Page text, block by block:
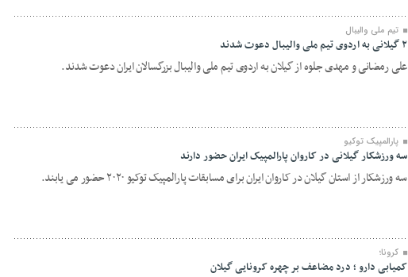
تیم ملی والیبال
۲ گیلانی به اردوی تیم ملی والیبال دعوت شدند
علی رمضانی و مهدی جلوه از گیلان به اردوی تیم ملی والیبال بزرگسالان ایران دعوت شدند.
پارالمپیک توکیو
سه ورزشکار گیلانی در کاروان پارالمپیک ایران حضور دارند
سه ورزشکار از استان گیلان در کاروان ایران برای مسابقات پارالمپیک توکیو ۲۰۲۰ حضور می یابند.
کرونا؛
کمیابی دارو ؛ درد مضاعف بر چهره کرونایی گیلان